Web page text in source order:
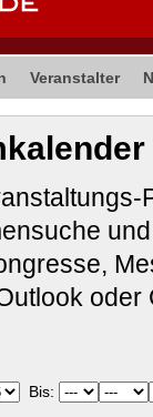
Veranstalter
oder
Bis: